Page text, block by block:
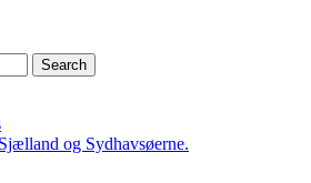
og Sydhavsøerne.